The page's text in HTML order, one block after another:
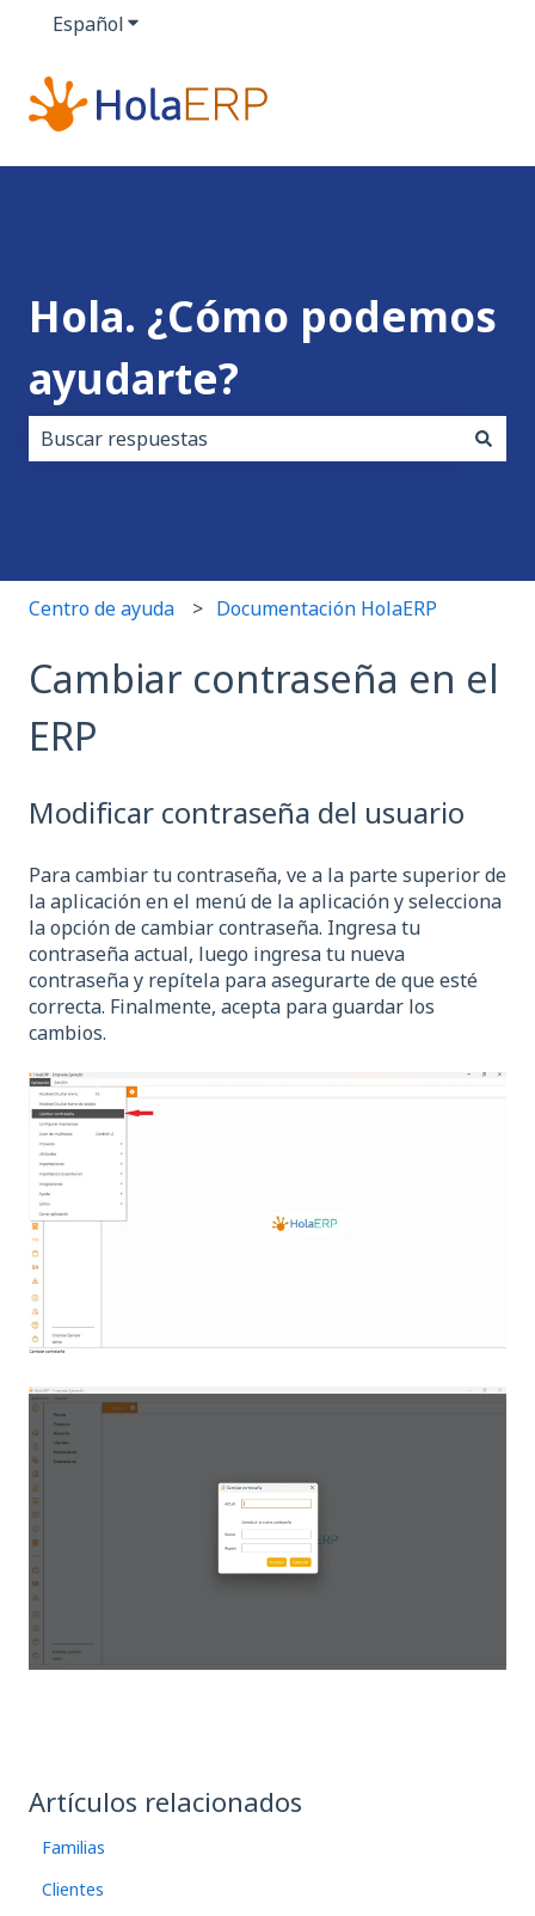
EspañolTraducciones de Mostrar submenú de
Hola. ¿Cómo podemos
ayudarte?
Centro de ayuda Documentación HolaERP
Cambiar contraseña en el
ERP
Modificar contraseña del usuario
Para cambiar tu contraseña, ve a la parte superior de
la aplicación en el menú de la aplicación y selecciona
la opción de cambiar contraseña. Ingresa tu
contraseña actual, luego ingresa tu nueva
contraseña y repítela para asegurarte de que esté
correcta. Finalmente, acepta para guardar los
cambios.
Artículos relacionados
Familias
Clientes